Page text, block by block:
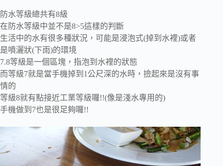
防水等級總共有8級
在防水等級中並不是8>5這樣的判斷
生活中的水有很多種狀況，可能是浸泡式(掉到水裡)或者
是噴灑狀(下雨)的環境
7.8等級是一個區塊，指泡到水裡的狀態
而等級7就是當手機掉到1公尺深的水時，撿起來是沒有事
情的
等級8就有點接近工業等級囉!!(像是淺水專用的)
手機做到7也是很足夠囉!!